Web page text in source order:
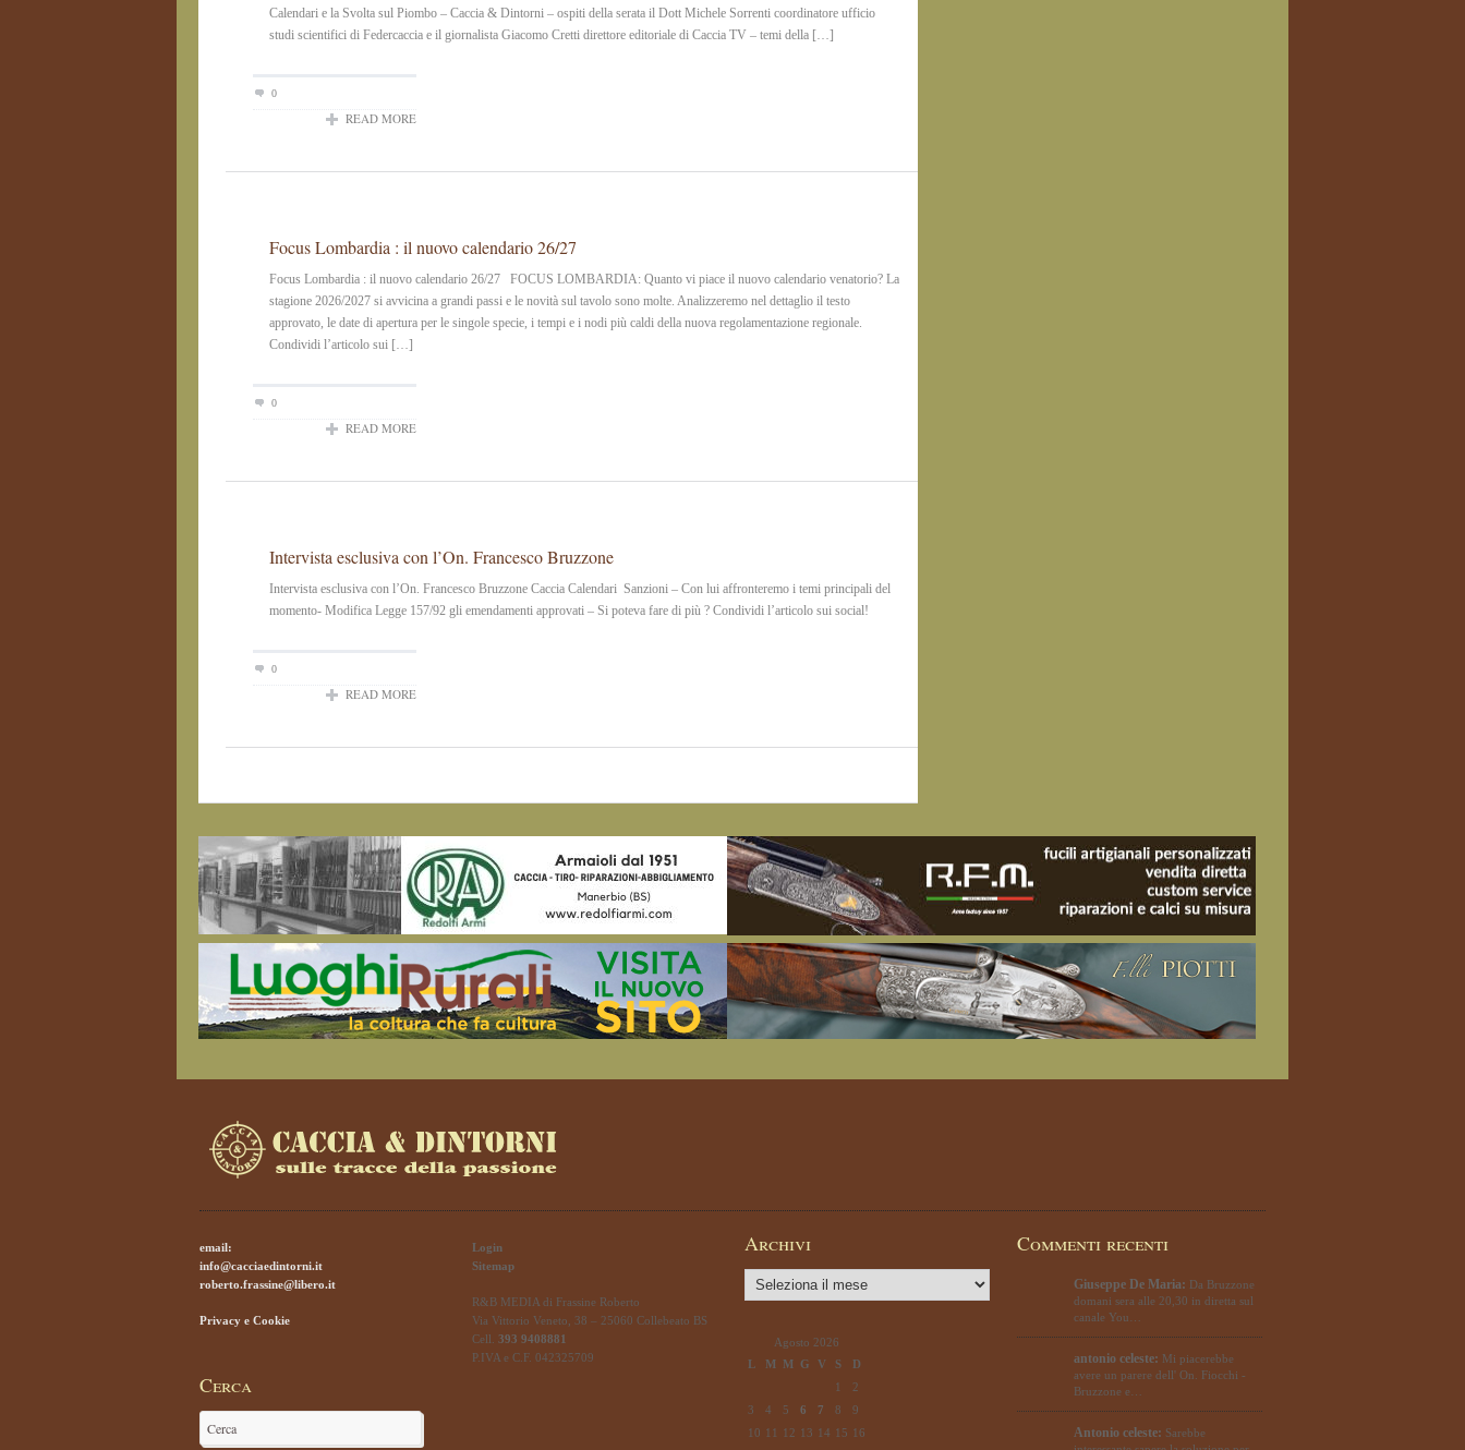
Calendari e la Svolta sul Piombo – Caccia & Dintorni – ospiti della serata il Dott Michele Sorrenti coordinatore ufficio
studi scientifici di Federcaccia e il giornalista Giacomo Cretti direttore editoriale di Caccia TV – temi della […]
0
READ MORE
Focus Lombardia : il nuovo calendario 26/27
Focus Lombardia : il nuovo calendario 26/27 FOCUS LOMBARDIA: Quanto vi piace il nuovo calendario venatorio? La
stagione 2026/2027 si avvicina a grandi passi e le novità sul tavolo sono molte. Analizzeremo nel dettaglio il testo
approvato, le date di apertura per le singole specie, i tempi e i nodi più caldi della nuova regolamentazione regionale.
Condividi l’articolo sui […]
0
READ MORE
Intervista esclusiva con l’On. Francesco Bruzzone
Intervista esclusiva con l’On. Francesco Bruzzone Caccia Calendari Sanzioni – Con lui affronteremo i temi principali del
momento- Modifica Legge 157/92 gli emendamenti approvati – Si poteva fare di più ? Condividi l’articolo sui social!
0
READ MORE
email:
info@cacciaedintorni.it
roberto.frassine@libero.it
Privacy e Cookie
Cerca
Login
Sitemap
R&B MEDIA di Frassine Roberto
Via Vittorio Veneto, 38 – 25060 Collebeato BS
Cell. 393 9408881
P.IVA e C.F. 042325709
Archivi
Archivi
Agosto 2026
L
M M G V S
D
1
2
3
4 5 6 7 8
9
10 11 12 13 14 15 16
Commenti recenti
Giuseppe De Maria: Da Bruzzone
domani sera alle 20,30 in diretta sul
canale You…
antonio celeste: Mi piacerebbe
avere un parere dell' On. Fiocchi -
Bruzzone e…
Antonio celeste: Sarebbe